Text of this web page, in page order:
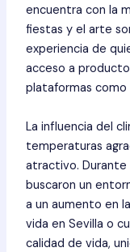
encuentra con la
fiestas y el arte
experiencia de
acceso a
plataformas como
La influencia del
temperaturas
atractivo. Durante
buscaron un
a un aumento en
vida en Sevilla o
calidad de vida,